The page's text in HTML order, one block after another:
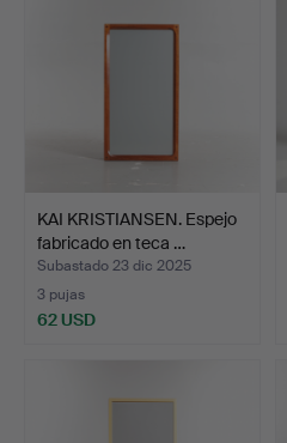
KAI KRISTIANSEN. Espejo
fabricado en teca …
Subastado 23 dic 2025
3 pujas
62 USD